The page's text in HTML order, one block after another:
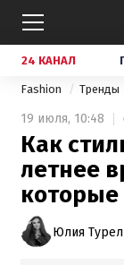
24 КАНАЛ
Fashion Тренды
19 июля, 10:48
Как
летнее
которые
Юлия